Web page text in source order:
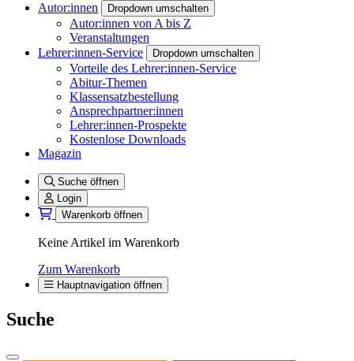
Autor:innen
Dropdown umschalten
Autor:innen von A bis Z
Veranstaltungen
Lehrer:innen-Service
Dropdown umschalten
Vorteile des Lehrer:innen-Service
Abitur-Themen
Klassensatzbestellung
Ansprechpartner:innen
Lehrer:innen-Prospekte
Kostenlose Downloads
Magazin
Suche öffnen
Login
Warenkorb öffnen
Keine Artikel im Warenkorb
Zum Warenkorb
Hauptnavigation öffnen
Suche